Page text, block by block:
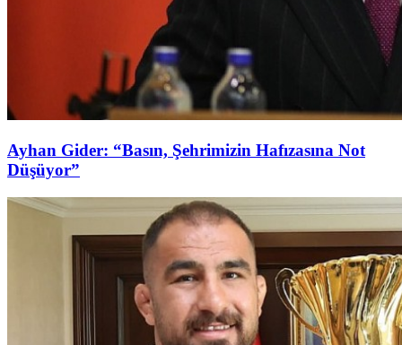
Ayhan Gider: “Basın, Şehrimizin Hafızasına Not
Düşüyor”